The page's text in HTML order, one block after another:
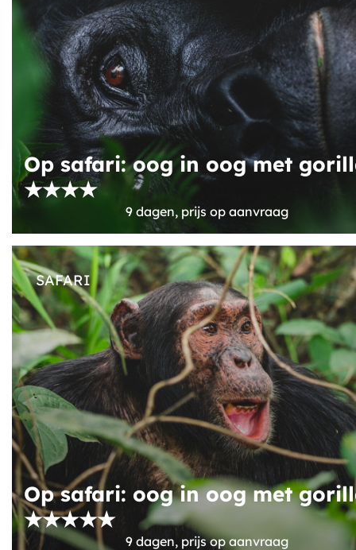
Op safari: oog in oog met
★★★★
9 dagen, prijs op aanvraag
SAFARI
Op safari: oog in oog met
★★★★★
9 dagen, prijs op aanvraag